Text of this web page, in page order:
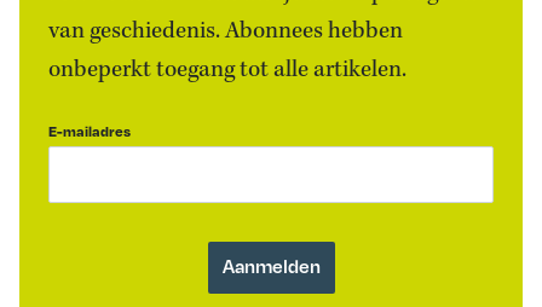
van geschiedenis. Abonnees hebben
onbeperkt toegang tot alle artikelen.
E-mailadres